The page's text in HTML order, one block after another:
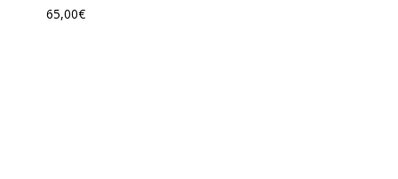
65,00€